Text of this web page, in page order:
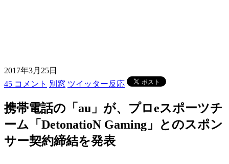
2017年3月25日
45 コメント 別窓 ツイッター反応
携帯電話の「au」が、プロeスポーツチ
ーム「DetonatioN Gaming」とのスポン
サー契約締結を発表